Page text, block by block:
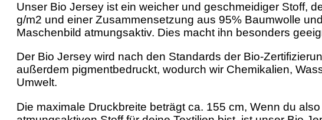
Unser Bio Jersey ist ein weicher und geschmeidiger Stoff,
g/m2 und einer Zusammensetzung aus 95% Baumwolle
Maschenbild atmungsaktiv. Dies macht ihn besonders
Der Bio Jersey wird nach den Standards der Bio-
außerdem pigmentbedruckt, wodurch wir Chemikalien,
Umwelt.
Die maximale Druckbreite beträgt ca. 155 cm, Wenn du